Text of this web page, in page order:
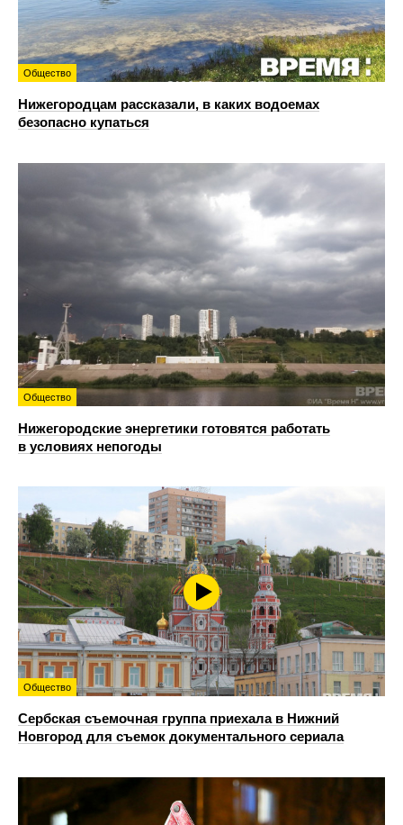
Общество
Нижегородцам рассказали, в каких водоемах
безопасно купаться
Общество
Нижегородские энергетики готовятся работать
в условиях непогоды
Общество
Сербская съемочная группа приехала в Нижний
Новгород для съемок документального сериала